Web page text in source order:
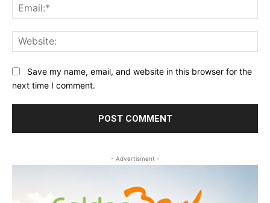
Save my name, email, and website in this browser for the
next time I comment.
- Advertisment -